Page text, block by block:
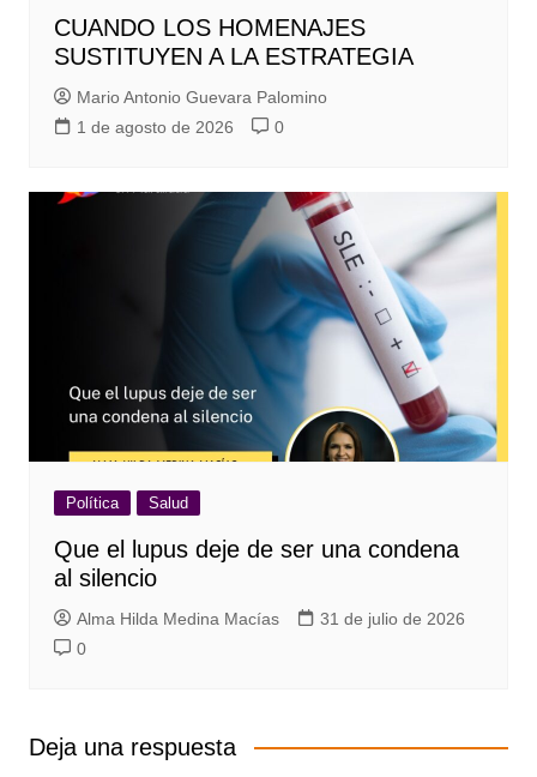
CUANDO LOS HOMENAJES
SUSTITUYEN A LA ESTRATEGIA
Mario Antonio Guevara Palomino
1 de agosto de 2026
0
Política Salud
Que el lupus deje de ser una condena
al silencio
Alma Hilda Medina Macías
31 de julio de 2026
0
Deja una respuesta